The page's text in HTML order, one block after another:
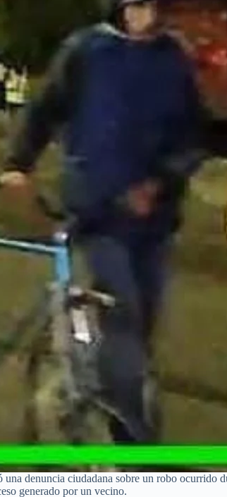
denuncia ciudadana sobre un robo ocurrido
generado por un vecino.